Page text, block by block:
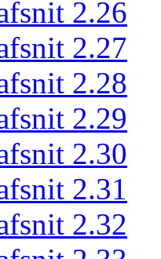
2.26
2.27
2.28
2.29
2.30
2.31
2.32